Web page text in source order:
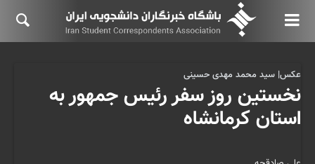
عکس| سید محمد مهدی حسینی
نخستین روز سفر رئیس جمهور به
استان کرمانشاه